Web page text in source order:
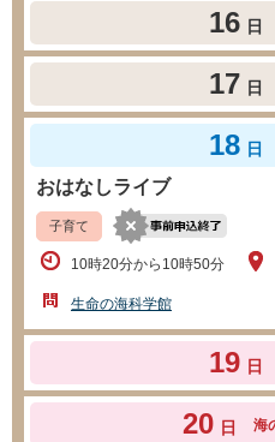
16 日
17 日
18 日
おはなしライブ
子育て
10時20分から10時50分
生命の海科学館
19 日
20 日 海